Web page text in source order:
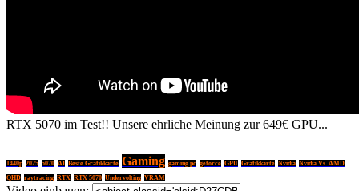
RTX 5070 im Test!! Unsere ehrliche Meinung zur 649€ GPU...
1440p 2025 5070 AI Beste Grafikkarte Gaming gaming pc geforce GPU Grafikkarte Nvidia Nvidia Vs. AMD
QHD raytracing RTX RTX 5070 Undervolting VRAM